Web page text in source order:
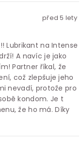
před 5 lety
Lubrikant na Intense
A navíc je jako
Partner říkal, že
což zlepšuje jeho
nevadí, protože pro
kondom. Je t
že ho má. Díky